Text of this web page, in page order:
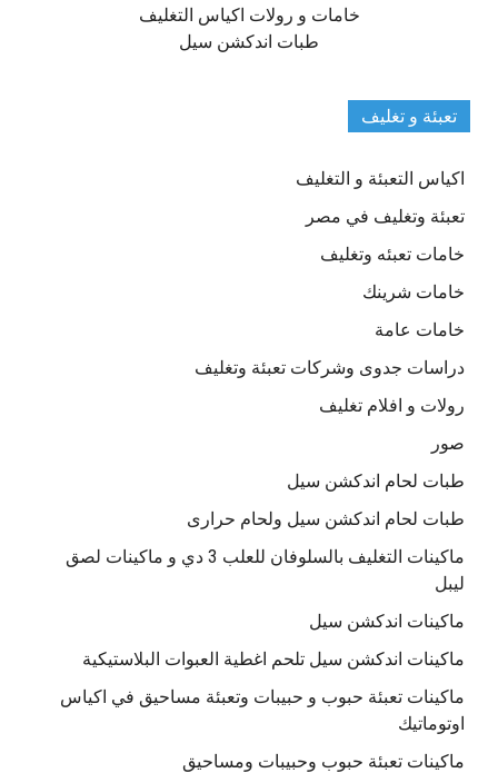
خامات و رولات اكياس التغليف
طبات اندكشن سيل
تعبئة و تغليف
اكياس التعبئة و التغليف
تعبئة وتغليف في مصر
خامات تعبئه وتغليف
خامات شرينك
خامات عامة
دراسات جدوى وشركات تعبئة وتغليف
رولات و افلام تغليف
صور
طبات لحام اندكشن سيل
طبات لحام اندكشن سيل ولحام حرارى
ماكينات التغليف بالسلوفان للعلب 3 دي و ماكينات لصق
ليبل
ماكينات اندكشن سيل
ماكينات اندكشن سيل تلحم اغطية العبوات البلاستيكية
ماكينات تعبئة حبوب و حبيبات وتعبئة مساحيق في اكياس
اوتوماتيك
ماكينات تعبئة حبوب وحبيبات ومساحيق